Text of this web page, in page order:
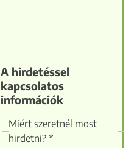
A hirdetéssel
kapcsolatos
információk
Miért szeretnél most
hirdetni? *